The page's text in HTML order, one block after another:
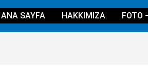
ANA SAYFA HAKKIMIZA FOTO